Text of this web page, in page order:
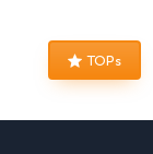
TOPs